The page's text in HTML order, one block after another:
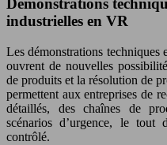
Démonstrations
industrielles en VR
Les démonstrations
ouvrent de nouvelles
de produits et la résolution de
permettent aux entreprises de
détaillés, des chaînes de
scénarios d’urgence, le tout
contrôlé.